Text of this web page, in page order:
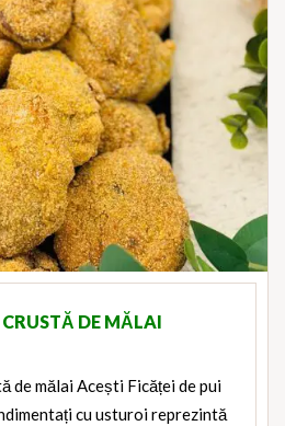
DE MĂLAI
de mălai Acești Ficăței de pui
cu usturoi reprezintă